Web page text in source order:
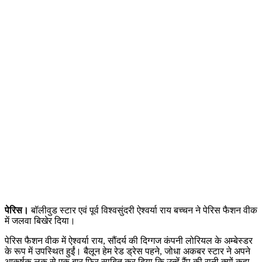
पेरिस। बॉलीवुड स्टार एवं पूर्व विश्वसुंदरी ऐश्वर्या राय बच्चन ने पेरिस फैशन वीक
में जलवा बिखेर दिया।
पेरिस फैशन वीक में ऐश्वर्या राय, सौंदर्य की दिग्गज कंपनी लोरियल के अम्बेस्डर
के रूप में उपस्थित हुईं। बैलून हेम रेड ड्रेस पहने, जोधा अकबर स्टार ने अपने